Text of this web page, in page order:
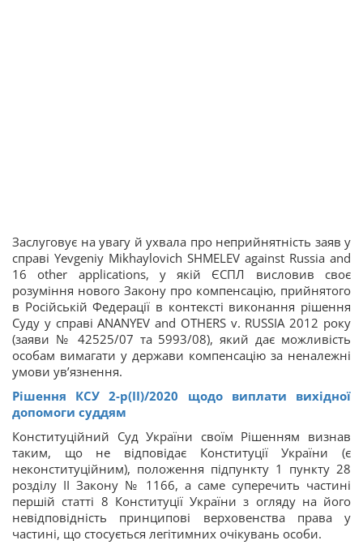
Заслуговує на увагу й ухвала про неприйнятність заяв у
справі Yevgeniy Mikhaylovich SHMELEV against Russia and
16 other applications, у якій ЄСПЛ висловив своє
розуміння нового Закону про компенсацію, прийнятого
в Російській Федерації в контексті виконання рішення
Суду у справі ANANYEV and OTHERS v. RUSSIA 2012 року
(заяви № 42525/07 та 5993/08), який дає можливість
особам вимагати у держави компенсацію за неналежні
умови ув’язнення.
Рішення КСУ 2-р(ІІ)/2020 щодо виплати вихідної
допомоги суддям
Конституційний Суд України своїм Рішенням визнав
таким, що не відповідає Конституції України (є
неконституційним), положення підпункту 1 пункту 28
розділу ІІ Закону № 1166, а саме суперечить частині
першій статті 8 Конституції України з огляду на його
невідповідність принципові верховенства права у
частині, що стосується легітимних очікувань особи.